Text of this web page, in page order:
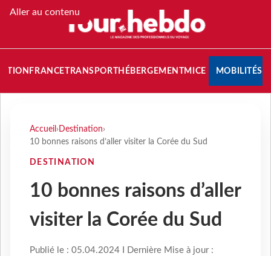
Aller au contenu
FRANCETRANSPORT HÉBERGEMENTMICE MOBILITÉS
Accueil › Destination›
10 bonnes raisons d’aller visiter la Corée du Sud
DESTINATION
10 bonnes raisons d’aller
visiter la Corée du Sud
Publié le : 05.04.2024 I Dernière Mise à jour :